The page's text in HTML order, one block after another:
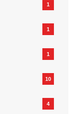
1
1
1
10
4